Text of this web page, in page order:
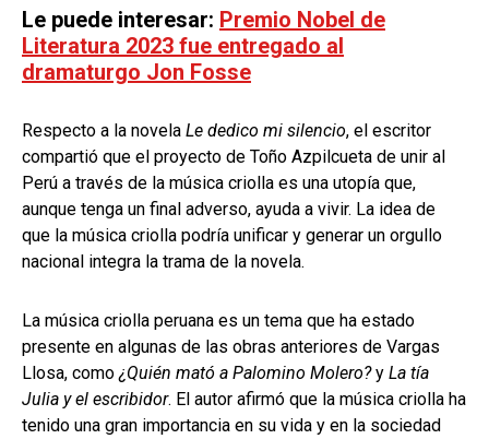
Le puede interesar: Premio Nobel de
Literatura 2023 fue entregado al
dramaturgo Jon Fosse
Respecto a la novela Le dedico mi silencio, el escritor
compartió que el proyecto de Toño Azpilcueta de unir al
Perú a través de la música criolla es una utopía que,
aunque tenga un final adverso, ayuda a vivir. La idea de
que la música criolla podría unificar y generar un orgullo
nacional integra la trama de la novela.
La música criolla peruana es un tema que ha estado
presente en algunas de las obras anteriores de Vargas
Llosa, como¿Quién mató a Palomino Molero?y La tía
Julia y el escribidor. El autor afirmó que la música criolla ha
tenido una gran importancia en su vida y en la sociedad